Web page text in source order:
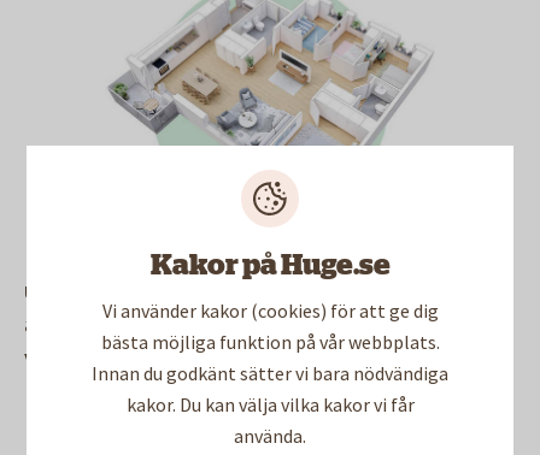
Kakor på Huge.se
Vi använder kakor (cookies) för att ge dig
bästa möjliga funktion på vår webbplats.
Innan du godkänt sätter vi bara nödvändiga
kakor. Du kan välja vilka kakor vi får
använda.
Hos oss finns hyresrätter som är både fina och
unika – från yteffektiva ettor till generösa fyror,
anpassade för olika behov. Oavsett vilken du
väljer får du ett hem med hållbara material, hög
kvalitet och en smart planlösning.